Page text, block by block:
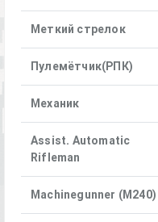
Меткий стрелок
Пулемётчик(РПК)
Механик
Assist. Automatic
Rifleman
Machinegunner (M240)